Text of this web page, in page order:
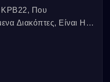
KPB22, Που
Διακόπτες, Είναι Η